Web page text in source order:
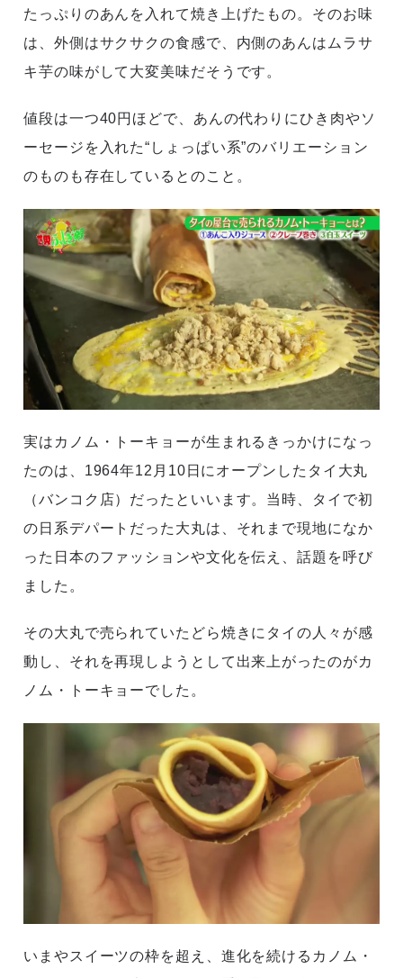
たっぷりのあんを入れて焼き上げたもの。そのお味
は、外側はサクサクの食感で、内側のあんはムラサ
キ芋の味がして大変美味だそうです。
値段は一つ40円ほどで、あんの代わりにひき肉やソ
ーセージを入れた“しょっぱい系”のバリエーション
のものも存在しているとのこと。
実はカノム・トーキョーが生まれるきっかけになっ
たのは、1964年12月10日にオープンしたタイ大丸
（バンコク店）だったといいます。当時、タイで初
の日系デパートだった大丸は、それまで現地になか
った日本のファッションや文化を伝え、話題を呼び
ました。
その大丸で売られていたどら焼きにタイの人々が感
動し、それを再現しようとして出来上がったのがカ
ノム・トーキョーでした。
いまやスイーツの枠を超え、進化を続けるカノム・